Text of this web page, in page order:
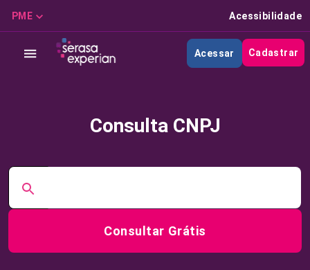
PME Acessibilidade
Acessar Cadastrar
Consulta CNPJ
Consultar Grátis